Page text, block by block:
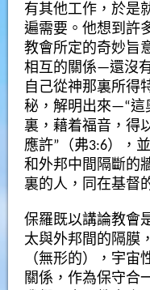
有其他工作，於是
遍需要。他想到許
教會所定的奇妙旨
相互的關係—還沒
自己從神那裏所得
秘，解明出來—“這
裏，藉着福音，得
應許”（弗3:6），
和外邦中間隔斷的
裏的人，同在基督
保羅既以講論教會
太與外邦間的隔膜
（無形的），宇宙
關係，作為保守合